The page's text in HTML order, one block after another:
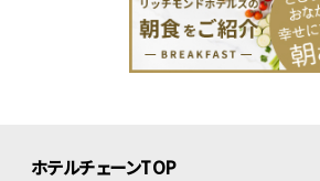
ホテルチェーンTOP